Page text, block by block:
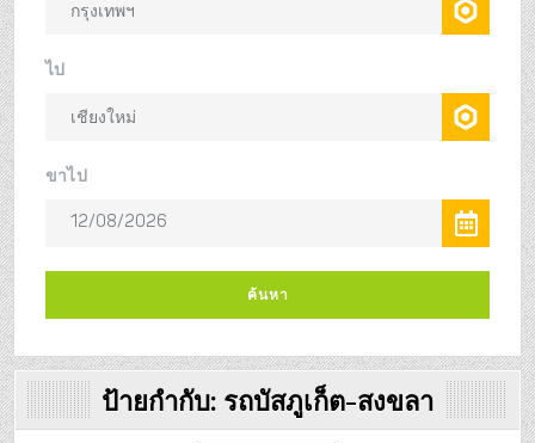
ป้ายกำกับ: รถบัสภูเก็ต-สงขลา